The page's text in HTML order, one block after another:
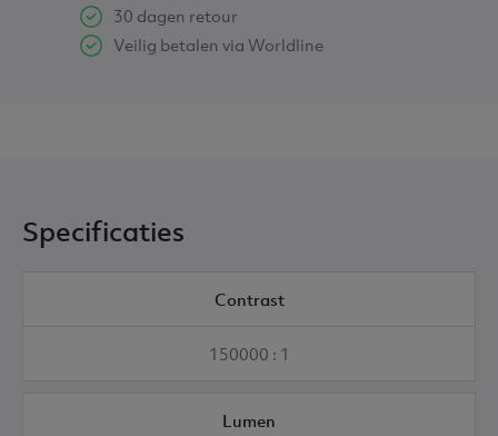
30 dagen retour
Veilig betalen via Worldline
Specificaties
Contrast
150000 : 1
Lumen